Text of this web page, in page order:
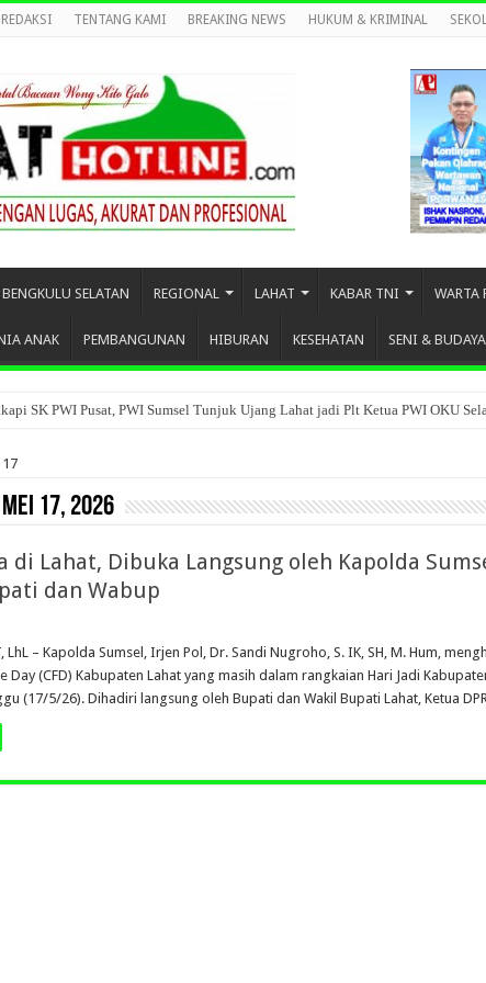
REDAKSI TENTANG KAMI BREAKING NEWS HUKUM & KRIMINAL
BENGKULU SELATAN REGIONAL LAHAT KABAR TNI WARTA
ANAK PEMBANGUNAN HIBURAN KESEHATAN SENI & BUDAYA
SK PWI Pusat, PWI Sumsel Tunjuk Ujang Lahat jadi Plt Ketua PWI OKU
17
Mei 17, 2026
di Lahat, Dibuka Langsung oleh Kapolda
dan Wabup
LhL – Kapolda Sumsel, Irjen Pol, Dr. Sandi Nugroho, S. IK, SH, M. Hum,
Day (CFD) Kabupaten Lahat yang masih dalam rangkaian Hari Jadi
(17/5/26). Dihadiri langsung oleh Bupati dan Wakil Bupati Lahat, Ketua